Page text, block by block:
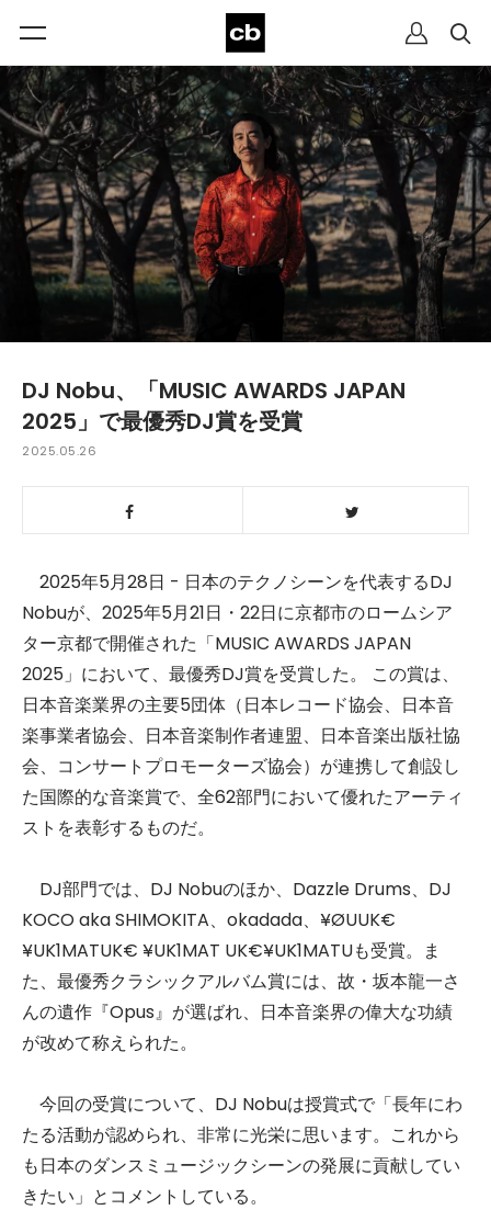
DJ Nobu、「MUSIC AWARDS JAPAN
2025」で最優秀DJ賞を受賞
2025.05.26
2025年5月28日 - 日本のテクノシーンを代表するDJ
Nobuが、2025年5月21日・22日に京都市のロームシア
ター京都で開催された「MUSIC AWARDS JAPAN
2025」において、最優秀DJ賞を受賞した。 この賞は、
日本音楽業界の主要5団体（日本レコード協会、日本音
楽事業者協会、日本音楽制作者連盟、日本音楽出版社協
会、コンサートプロモーターズ協会）が連携して創設し
た国際的な音楽賞で、全62部門において優れたアーティ
ストを表彰するものだ。
DJ部門では、DJ Nobuのほか、Dazzle Drums、DJ
KOCO aka SHIMOKITA、okadada、¥ØUUK€
¥UK1MATUK€ ¥UK1MAT UK€¥UK1MATUも受賞。ま
た、最優秀クラシックアルバム賞には、故・坂本龍一さ
んの遺作『Opus』が選ばれ、日本音楽界の偉大な功績
が改めて称えられた。
今回の受賞について、DJ Nobuは授賞式で「長年にわ
たる活動が認められ、非常に光栄に思います。これから
も日本のダンスミュージックシーンの発展に貢献してい
きたい」とコメントしている。